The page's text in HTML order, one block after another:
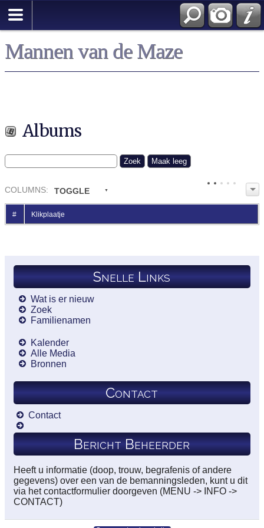
Mannen van de Maze
Albums
COLUMNS: TOGGLE
# Klikplaatje
Snelle Links
Wat is er nieuw
Zoek
Familienamen
Kalender
Alle Media
Bronnen
Contact
Contact
Bericht Beheerder
Heeft u informatie (doop, trouw, begrafenis of andere
gegevens) over een van de bemanningsleden, kunt u dit
via het contactformulier doorgeven (MENU -> INFO ->
CONTACT)